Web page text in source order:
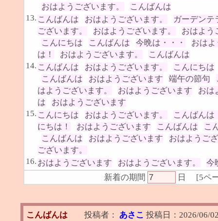
おはようございます。
こんばんは
13. こんばんは おはようございます。
ガーデンテ
ございます。
おはようございます。
おはよう
こんにちは
こんばんは 今晩は・・・
おは
は！
おはようございます。
こんばんは
14. こんばんは おはようございます。
こんにちは
こんばんは
おはようございます 端午の節句
はようございます。
おはようございます
おは
は
おはようございます
15. こんにちは おはようございます。
こんばんは
にちは！
おはようございます こんばんは
こ
こんばんは
おはようございます
おはようご
ございます。
16. おはようございます おはようございます。
今
新着の期間
日 [5ペ
こんばんは 投稿者： あさこ 投稿日： 2026/06/